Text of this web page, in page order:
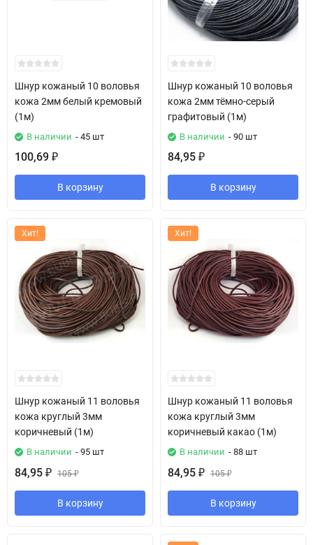
Шнур кожаный 10 воловья
кожа 2мм белый кремовый
(1м)
В наличии - 45 шт
100,69 ₽
В корзину
Шнур кожаный 10 воловья
кожа 2мм тёмно-серый
графитовый (1м)
В наличии - 90 шт
84,95 ₽
В корзину
Хит!
Шнур кожаный 11 воловья
кожа круглый 3мм
коричневый (1м)
В наличии - 95 шт
84,95 ₽ 105₽
В корзину
Хит!
Шнур кожаный 11 воловья
кожа круглый 3мм
коричневый какао (1м)
В наличии - 88 шт
84,95 ₽ 105₽
В корзину